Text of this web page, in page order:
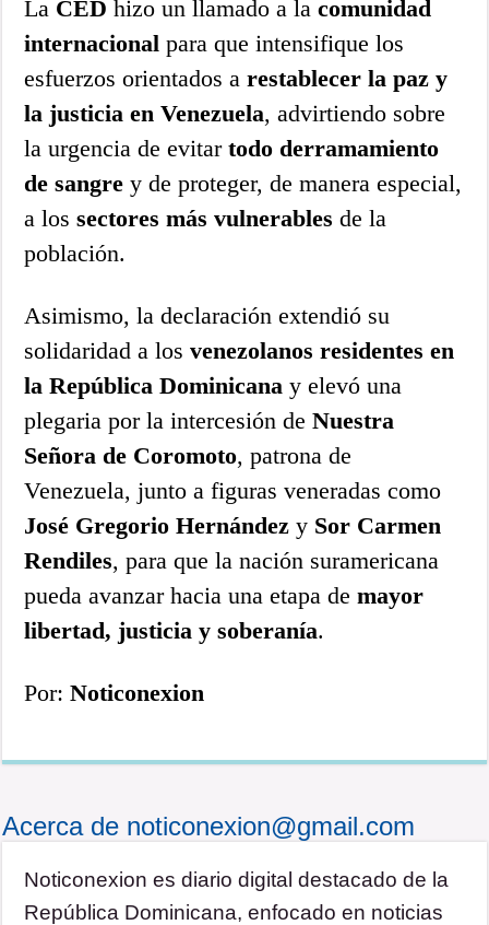
La CED hizo un llamado a lacomunidad
internacional para que intensifique los
esfuerzos orientados arestablecer la paz y
la justicia en Venezuela, advirtiendo sobre
la urgencia de evitartodo derramamiento
de sangre y de proteger, de manera especial,
a lossectores más vulnerables de la
población.
Asimismo, la declaración extendió su
solidaridad a losvenezolanos residentes en
la República Dominicana y elevó una
plegaria por la intercesión deNuestra
Señora de Coromoto, patrona de
Venezuela, junto a figuras veneradas como
José Gregorio Hernández y Sor Carmen
Rendiles, para que la nación suramericana
pueda avanzar hacia una etapa demayor
libertad, justicia y soberanía.
Por:Noticonexion
Acerca de noticonexion@gmail.com
Noticonexion es diario digital destacado de la
República Dominicana, enfocado en noticias